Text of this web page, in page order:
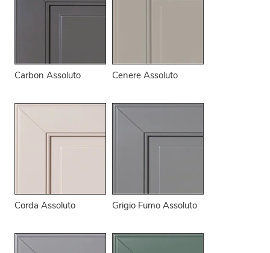
Carbon Assoluto Cenere Assoluto
Corda Assoluto Grigio Fumo Assoluto